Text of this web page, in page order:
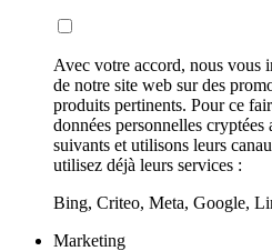
Avec votre accord, nous vous
de notre site web sur des
produits pertinents. Pour ce
données personnelles
suivants et utilisons leurs
utilisez déjà leurs services :
Bing, Criteo, Meta, Google,
Marketing